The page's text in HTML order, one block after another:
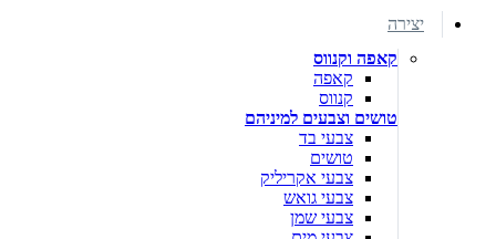
יצירה
קאפה וקנווס
קאפה
קנווס
טושים וצבעים למיניהם
צבעי בד
טושים
צבעי אקריליק
צבעי גואש
צבעי שמן